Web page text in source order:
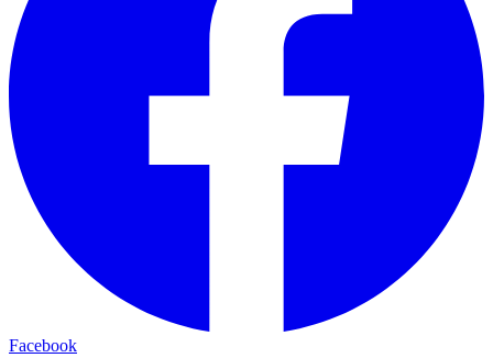
Facebook